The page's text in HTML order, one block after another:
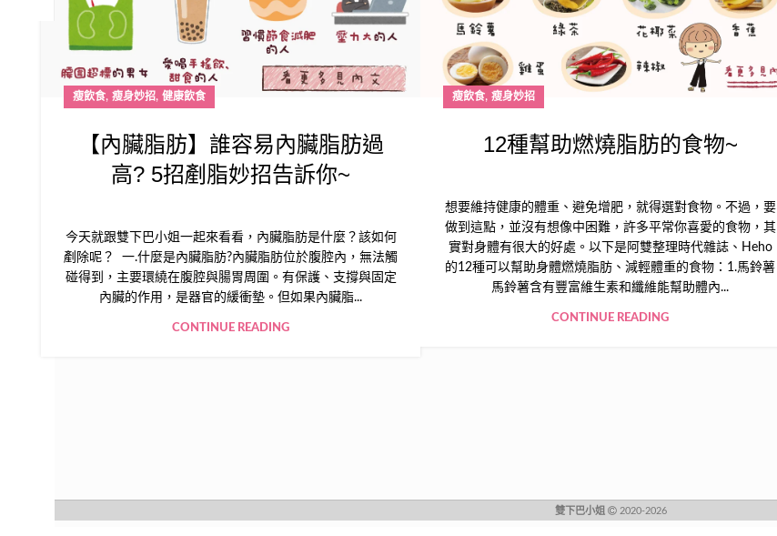
瘦飲食, 瘦身妙招, 健康飲食
【內臟脂肪】誰容易內臟脂肪過
高? 5招剷脂妙招告訴你~
今天就跟雙下巴小姐一起來看看，內臟脂肪是什麼？該如何
剷除呢？ 一.什麼是內臟脂肪?內臟脂肪位於腹腔內，無法觸
碰得到，主要環繞在腹腔與腸胃周圍。有保護、支撐與固定
內臟的作用，是器官的緩衝墊。但如果內臟脂...
CONTINUE READING
瘦飲食,瘦身妙招
12種幫助燃燒脂肪的食物~
想要維持健康的體重、避免增肥，就得選對食物。不過，要
做到這點，並沒有想像中困難，許多平常你喜愛的食物，其
實對身體有很大的好處。以下是阿雙整理時代雜誌、Heho
的12種可以幫助身體燃燒脂肪、減輕體重的食物：1.馬鈴薯
馬鈴薯含有豐富維生素和纖維能幫助體內...
CONTINUE READING
雙下巴小姐 2020-2026